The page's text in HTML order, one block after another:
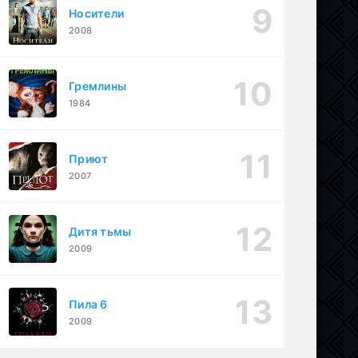
Носители
2008
Гремлины
1984
Приют
2007
Дитя тьмы
2009
Пила 6
2009